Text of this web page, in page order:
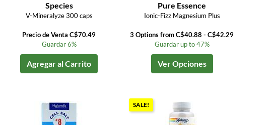
Species
V-Mineralyze 300 caps
Precio de Venta C$70.49
Guardar 6%
Agregar al Carrito
Pure Essence
Ionic-Fizz Magnesium Plus
3 Options from C$40.88 - C$42.29
Guardar up to 47%
Ver Opciones
SALE!